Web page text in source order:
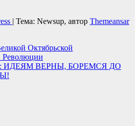
| Тема: Newsup, автор Themeansar
Октябрьской
Революции
ИДЕЯМ ВЕРНЫ, БОРЕМСЯ ДО